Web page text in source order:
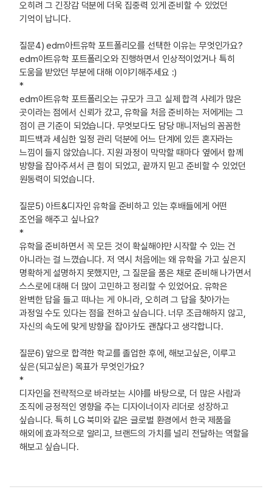
오히려 그 긴장감 덕분에 더욱 집중력 있게 준비할 수 있었던
기억이 납니다.
질문4) edm아트유학 포트폴리오를 선택한 이유는 무엇인가요?
edm아트유학 포트폴리오와 진행하면서 인상적이었거나 특히
도움을 받았던 부분에 대해 이야기해주세요 :)
*
edm아트유학 포트폴리오는 규모가 크고 실제 합격 사례가 많은
곳이라는 점에서 신뢰가 갔고, 유학을 처음 준비하는 저에게는 그
점이 큰 기준이 되었습니다. 무엇보다도 담당 매니저님의 꼼꼼한
피드백과 세심한 일정 관리 덕분에 어느 단계에 있든 혼자라는
느낌이 들지 않았습니다. 지원 과정이 막막할 때마다 옆에서 함께
방향을 잡아주셔서 큰 힘이 되었고, 끝까지 믿고 준비할 수 있었던
원동력이 되었습니다.
질문5) 아트&디자인 유학을 준비하고 있는 후배들에게 어떤
조언을 해주고 싶나요?
*
유학을 준비하면서 꼭 모든 것이 확실해야만 시작할 수 있는 건
아니라는 걸 느꼈습니다. 저 역시 처음에는 왜 유학을 가고 싶은지
명확하게 설명하지 못했지만, 그 질문을 품은 채로 준비해 나가면서
스스로에 대해 더 많이 고민하고 정리할 수 있었어요. 유학은
완벽한 답을 들고 떠나는 게 아니라, 오히려 그 답을 찾아가는
과정일 수도 있다는 점을 전하고 싶습니다. 너무 조급해하지 않고,
자신의 속도에 맞게 방향을 잡아가도 괜찮다고 생각합니다.
질문6) 앞으로 합격한 학교를 졸업한 후에, 해보고싶은, 이루고
싶은(되고싶은) 목표가 무엇인가요?
*
디자인을 전략적으로 바라보는 시야를 바탕으로, 더 많은 사람과
조직에 긍정적인 영향을 주는 디자이너이자 리더로 성장하고
싶습니다. 특히 LG 북미와 같은 글로벌 환경에서 한국 제품을
해외에 효과적으로 알리고, 브랜드의 가치를 널리 전달하는 역할을
해보고 싶습니다.